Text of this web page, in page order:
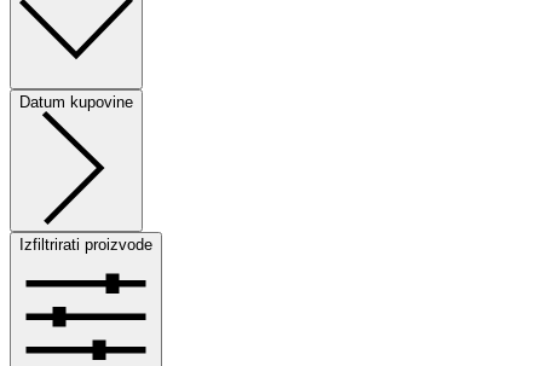
Datum kupovine
Izfiltrirati proizvode